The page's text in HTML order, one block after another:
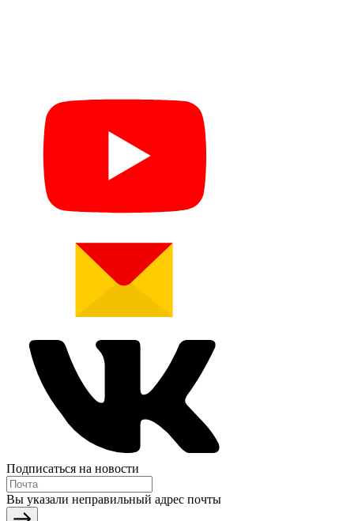
Подписаться на новости
Вы указали неправильный адрес почты